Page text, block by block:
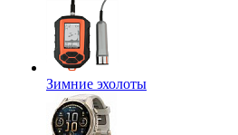
Зимние эхолоты